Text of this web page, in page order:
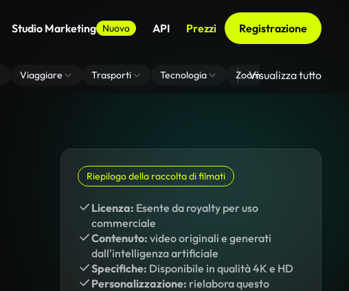
Studio Marketing Nuovo API Prezzi Registrazione
Viaggiare Trasporti Tecnologia Zoom Di Sfondo Virtuale
Visualizza tutto
Riepilogo della raccolta di filmati
Licenza: Esente da royalty per uso
commerciale
Contenuto: video originali e generati
dall'intelligenza artificiale
Specifiche: Disponibile in qualità 4K e HD
Personalizzazione: rielabora questo